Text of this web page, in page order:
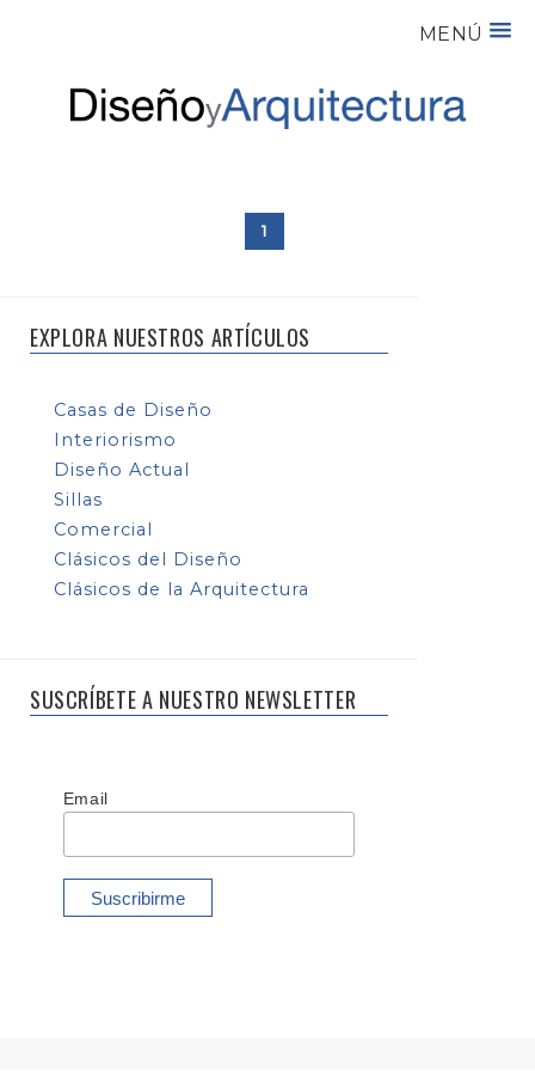
MENÚ
1
EXPLORA NUESTROS ARTÍCULOS
Casas de Diseño
Interiorismo
Diseño Actual
Sillas
Comercial
Clásicos del Diseño
Clásicos de la Arquitectura
SUSCRÍBETE A NUESTRO NEWSLETTER
Email